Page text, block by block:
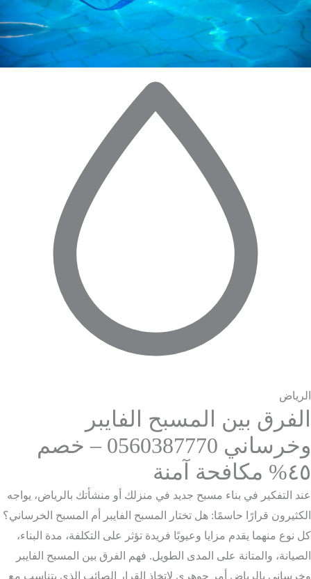
الرياض
الفرق بين المسبح الفايبر
وخرساني 0560387770 – خصم
٤٥% مكافحة آمنة
عند التفكير في بناء مسبح جديد في منزلك أو منشأتك بالرياض، يواجه
الكثيرون قرارًا حاسمًا: هل تختار المسبح الفايبر أم المسبح الخرساني؟
كل نوع منهما يقدم مزايا وعيوبًا فريدة تؤثر على التكلفة، مدة البناء،
الصيانة، والمتانة على المدى الطويل. فهم الفرق بين المسبح الفايبر
وخرساني بالرياض أمر جوهري لاتخاذ القرار الصائب الذي يتناسب مع